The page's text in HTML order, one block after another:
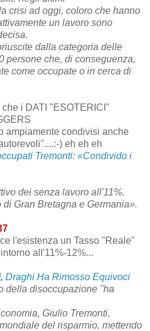
crisi ad oggi, coloro che hanno
un lavoro sono
dalla categoria delle
persone che, di conseguenza,
come occupate o in cerca di
che i DATI "ESOTERICI"
ampiamente condivisi anche
) eh eh eh
Tremonti: «Condivido i
dei senza lavoro all'11%.
Gran Bretagna e Germania».
l'esistenza un Tasso "Reale"
all'11%-12%...
, Draghi Ha Rimosso Equivoci
della disoccupazione ''ha
Giulio Tremonti,
del risparmio, mettendo